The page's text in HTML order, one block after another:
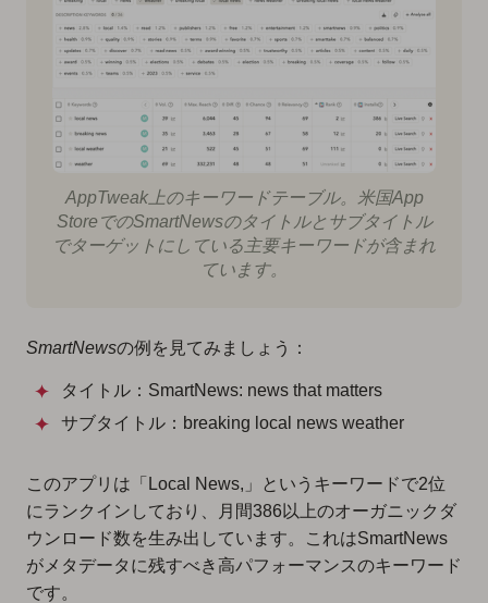
AppTweak上のキーワードテーブル。米国App
StoreでのSmartNewsのタイトルとサブタイトル
でターゲットにしている主要キーワードが含まれ
ています。
SmartNewsの例を見てみましょう：
タイトル：SmartNews: news that matters
サブタイトル：breaking local news weather
このアプリは「Local News,」というキーワードで2位
にランクインしており、月間386以上のオーガニックダ
ウンロード数を生み出しています。これはSmartNews
がメタデータに残すべき高パフォーマンスのキーワード
です。